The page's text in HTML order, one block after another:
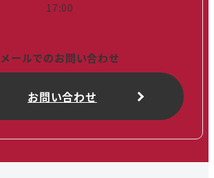
17:00
メールでのお問い合わせ
お問い合わせ